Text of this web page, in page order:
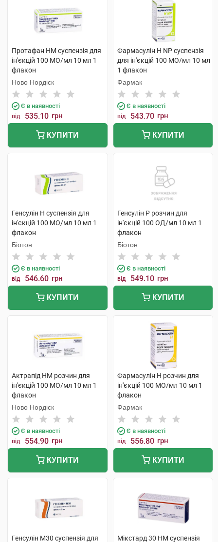
Протафан НМ суспензія для
ін'єкцій 100 МО/мл 10 мл 1
флакон
Ново Нордіск
Є в наявності
від 535.10 грн
КУПИТИ
Фармасулін H NP суспензія
для ін'єкцій 100 МО/мл 10 мл
1 флакон
Фармак
Є в наявності
від 543.70 грн
КУПИТИ
Генсулін Н суспензія для
ін'єкцій 100 МО/мл 10 мл 1
флакон
Біотон
Є в наявності
від 546.60 грн
КУПИТИ
Генсулін Р розчин для
ін'єкцій 100 ОД/мл 10 мл 1
флакон
Біотон
Є в наявності
від 549.10 грн
КУПИТИ
Актрапід НМ розчин для
ін'єкцій 100 МО/мл 10 мл 1
флакон
Ново Нордіск
Є в наявності
від 554.90 грн
КУПИТИ
Фармасулін H розчин для
ін'єкцій 100 МО/мл 10 мл 1
флакон
Фармак
Є в наявності
від 556.80 грн
КУПИТИ
Генсулін М30 суспензія для Мікстард 30 НМ суспензія